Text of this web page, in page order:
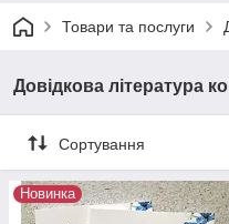
Товари та послуги
Довідкова література
Сортування
Новинка